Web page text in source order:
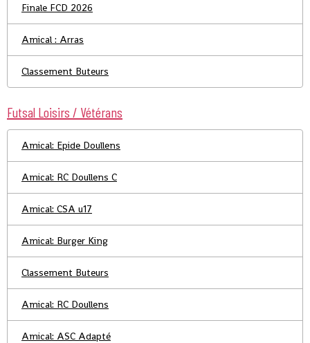
Finale FCD 2026
Amical : Arras
Classement Buteurs
Futsal Loisirs / Vétérans
Amical: Epide Doullens
Amical: RC Doullens C
Amical: CSA u17
Amical: Burger King
Classement Buteurs
Amical: RC Doullens
Amical: ASC Adapté